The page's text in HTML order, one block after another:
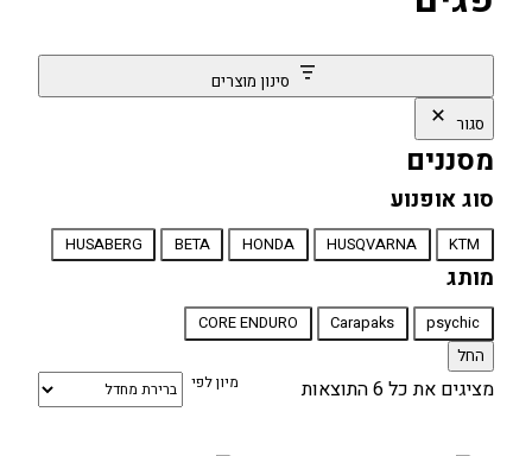
סינון מוצרים
סגור
מסננים
סוג אופנוע
סוג
אופנוע
KTM
HUSQVARNA
HONDA
BETA
HUSABERG
מותג
מותג
psychic
Carapaks
CORE ENDURO
החל
מציגים את כל ⁦6⁩ התוצאות מיון לפי